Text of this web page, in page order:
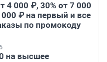
4 000 ₽, 30% от 7 000
000 ₽ на первый и все
по промокоду
на высшее